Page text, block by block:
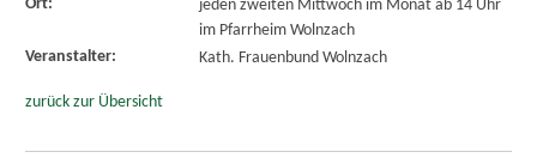
Ort:
jeden zweiten Mittwoch im Monat ab 14 Uhr
im Pfarrheim Wolnzach
Veranstalter:
Kath. Frauenbund Wolnzach
zurück zur Übersicht